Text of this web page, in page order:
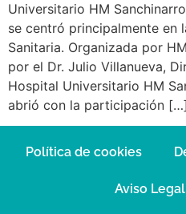
Universitario HM
se centró principalmente en
Sanitaria. Organizada por
por el Dr. Julio Villanueva,
Hospital Universitario HM
abrió con la participación […]
Política de cookies
Aviso